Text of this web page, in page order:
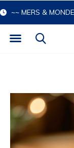
~~ MERS & MONDE -